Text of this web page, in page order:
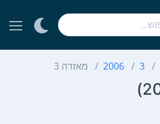
3
2006 מאזדה 3